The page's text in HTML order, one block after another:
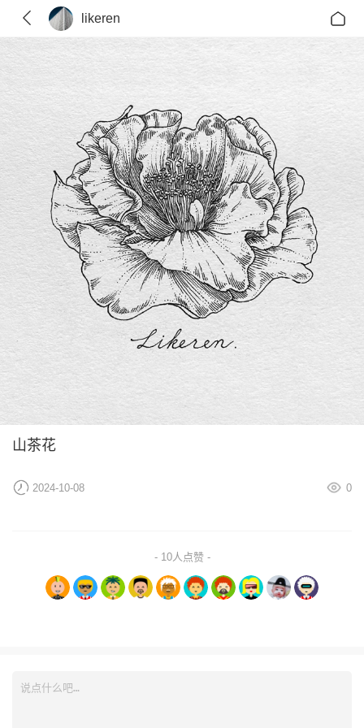
likeren
山茶花
2024-10-08 0
- 10人点赞 -